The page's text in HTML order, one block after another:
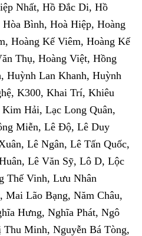
Nhất, Hồ Đắc Di, Hồ
Bình, Hoà Hiệp, Hoàng
Hoàng Kế Viêm, Hoàng Kế
Thụ, Hoàng Việt, Hồng
Huỳnh Lan Khanh, Huỳnh
K300, Khai Trí, Khiêu
Hải, Lạc Long Quân,
Miễn, Lê Độ, Lê Duy
Lê Ngân, Lê Tấn Quốc,
Lê Văn Sỹ, Lô D, Lộc
Thế Vinh, Lưu Nhân
Lão Bạng, Năm Châu,
Hưng, Nghĩa Phát, Ngô
Minh, Nguyễn Bá Tòng,